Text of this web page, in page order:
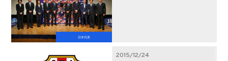
日本代表
2015/12/24